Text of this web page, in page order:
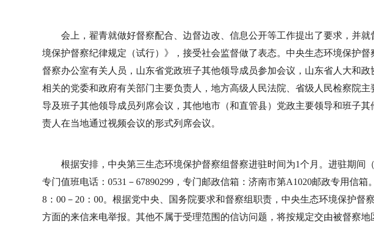
会上，翟青就做好督察配合、边督边改、信息公开等工作提出了要求，并
境保护督察纪律规定（试行）》，接受社会监督做了表态。中央生态环境保护
督察办公室有关人员，山东省党政班子其他领导成员参加会议，山东省人大和
相关的党委和政府有关部门主要负责人，地方高级人民法院、省级人民检察院
导及班子其他领导成员列席会议，其他地市（和直管县）党政主要领导和班子
责人在当地通过视频会议的形式列席会议。
根据安排，中央第三生态环境保护督察组督察进驻时间为1个月。进驻期间
专门值班电话：0531－67890299，专门邮政信箱：济南市第A1020邮政专用信
8：00－20：00。根据党中央、国务院要求和督察组职责，中央生态环境保护督
方面的来信来电举报。其他不属于受理范围的信访问题，将按规定交由被督察地